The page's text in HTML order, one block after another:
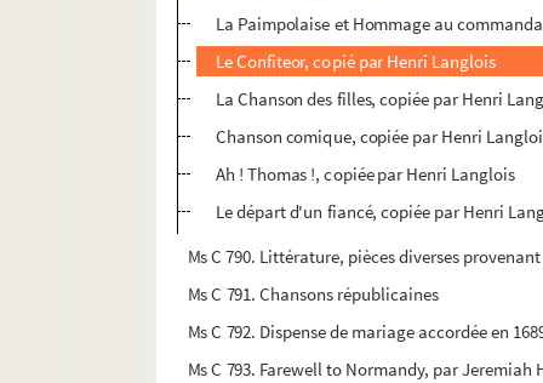
La Paimpolaise et Hommage au
Le Confiteor, copié par Henri Langlois
La Chanson des filles, copiée par Henri
Chanson comique, copiée par Henri
Ah ! Thomas !, copiée par Henri Langlois
Le départ d'un fiancé, copiée par Henri
Ms C 790. Littérature, pièces diverses
Ms C 791. Chansons républicaines
Ms C 792. Dispense de mariage accordée en
Ms C 793. Farewell to Normandy, par Jeremiah